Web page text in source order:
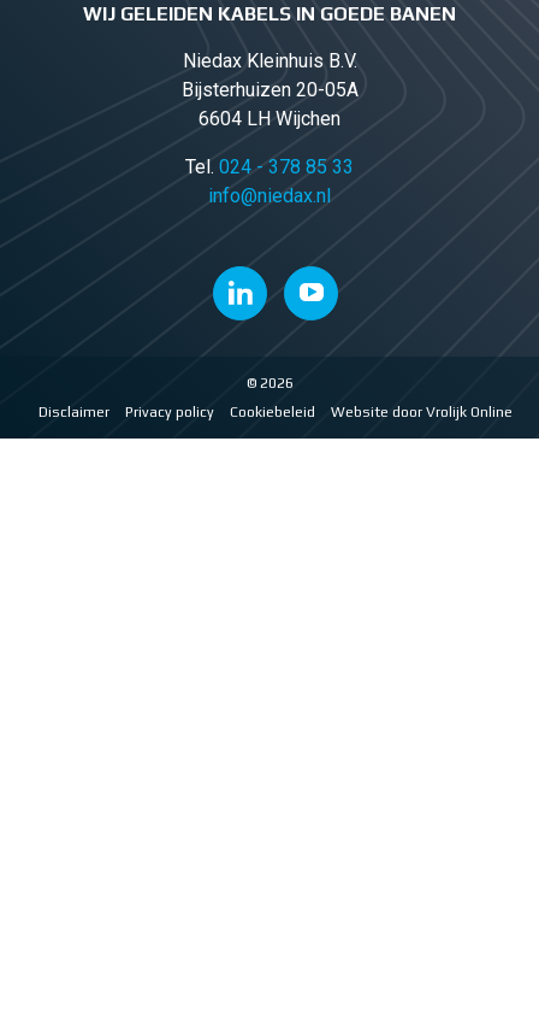
WIJ GELEIDEN KABELS IN GOEDE BANEN
Niedax Kleinhuis B.V.
Bijsterhuizen 20-05A
6604 LH Wijchen
Tel. 024 - 378 85 33
info@niedax.nl
© 2026
Disclaimer
Privacy policy Cookiebeleid Website door Vrolijk Online